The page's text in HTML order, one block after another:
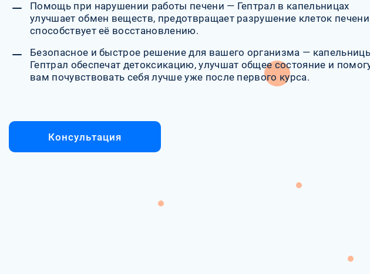
Помощь при нарушении работы печени — Гептрал в капельницах
улучшает обмен веществ, предотвращает разрушение клеток
способствует её восстановлению.
Безопасное и быстрое решение для вашего организма —
Гептрал обеспечат детоксикацию, улучшат общее состояние и
вам почувствовать себя лучше уже после первого курса.
Консультация